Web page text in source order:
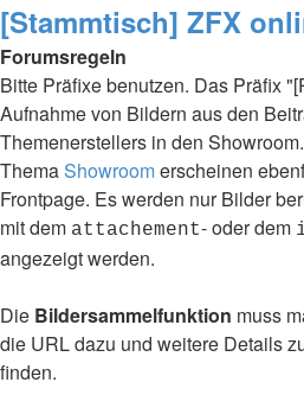
[Stammtisch] ZFX
Forumsregeln
Bitte Präfixe benutzen. Das Präfix
Aufnahme von Bildern aus den
Themenerstellers in den
ThemaShowroomerscheinen
Frontpage. Es werden nur Bilder
mit dem attachement- oder dem
angezeigt werden.
Die Bildersammelfunktion muss
die URL dazu und weitere Details
finden.